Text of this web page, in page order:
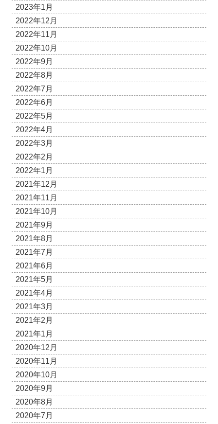
2023年1月
2022年12月
2022年11月
2022年10月
2022年9月
2022年8月
2022年7月
2022年6月
2022年5月
2022年4月
2022年3月
2022年2月
2022年1月
2021年12月
2021年11月
2021年10月
2021年9月
2021年8月
2021年7月
2021年6月
2021年5月
2021年4月
2021年3月
2021年2月
2021年1月
2020年12月
2020年11月
2020年10月
2020年9月
2020年8月
2020年7月